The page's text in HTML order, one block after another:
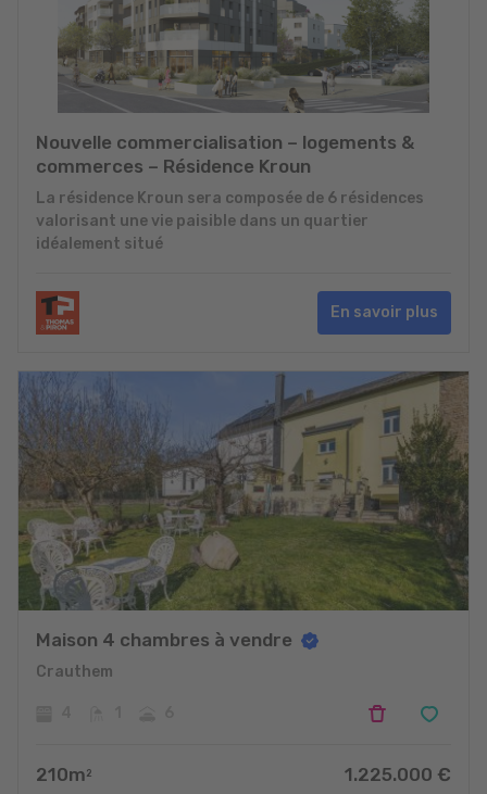
Nouvelle commercialisation – logements &
commerces – Résidence Kroun
La résidence Kroun sera composée de 6 résidences
valorisant une vie paisible dans un quartier
idéalement situé
En savoir plus
Maison 4 chambres à vendre
Crauthem
210m 2 1.225.000 €